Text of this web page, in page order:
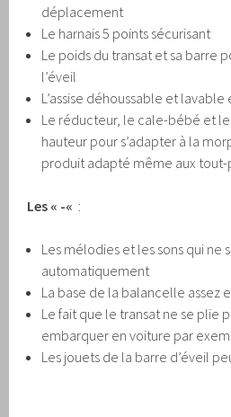
déplacement
Le harnais 5 points sécurisant
Le poids du transat et sa barre
l’éveil
L’assise déhoussable et lavable
Le réducteur, le cale-bébé et
hauteur pour s’adapter à la
produit adapté même aux
Les « -« :
Les mélodies et les sons qui ne
automatiquement
La base de la balancelle assez
Le fait que le transat ne se plie
embarquer en voiture par
Les jouets de la barre d’éveil